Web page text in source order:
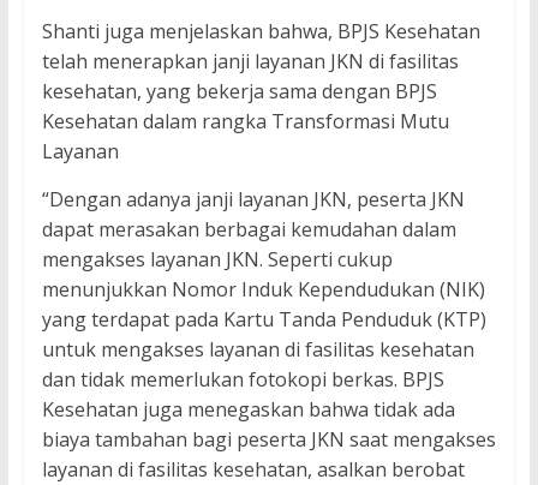
Shanti juga menjelaskan bahwa, BPJS Kesehatan
telah menerapkan janji layanan JKN di fasilitas
kesehatan, yang bekerja sama dengan BPJS
Kesehatan dalam rangka Transformasi Mutu
Layanan
“Dengan adanya janji layanan JKN, peserta JKN
dapat merasakan berbagai kemudahan dalam
mengakses layanan JKN. Seperti cukup
menunjukkan Nomor Induk Kependudukan (NIK)
yang terdapat pada Kartu Tanda Penduduk (KTP)
untuk mengakses layanan di fasilitas kesehatan
dan tidak memerlukan fotokopi berkas. BPJS
Kesehatan juga menegaskan bahwa tidak ada
biaya tambahan bagi peserta JKN saat mengakses
layanan di fasilitas kesehatan, asalkan berobat